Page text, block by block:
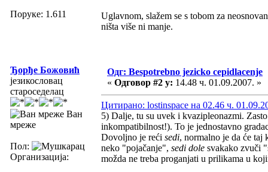
Поруке: 1.611
Uglavnom, slažem se s tobom za
ništa više ni manje.
Ђорђе Божовић
језикословац
староседелац
Ван
мреже
Пол:
Организација:
Одг: Bespotrebno jezicko cepidlacenje
« Одговор #2 у: 14.48 ч. 01.09.2007. »
Цитирано: lostinspace на 02.46 ч.
5) Dalje, tu su uvek i kvazipleonazmi.
inkompatibilnost!). To je jednostavno
Dovoljno je reći sedi, normalno je da će taj
neko "pojačanje", sedi dole svakako zvuči
možda ne treba proganjati u prilikama u